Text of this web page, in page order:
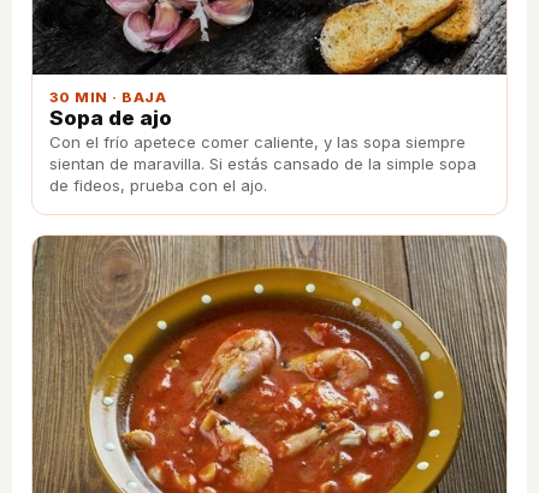
30 MIN · BAJA
Sopa de ajo
Con el frío apetece comer caliente, y las sopa siempre
sientan de maravilla. Si estás cansado de la simple sopa
de fideos, prueba con el ajo.